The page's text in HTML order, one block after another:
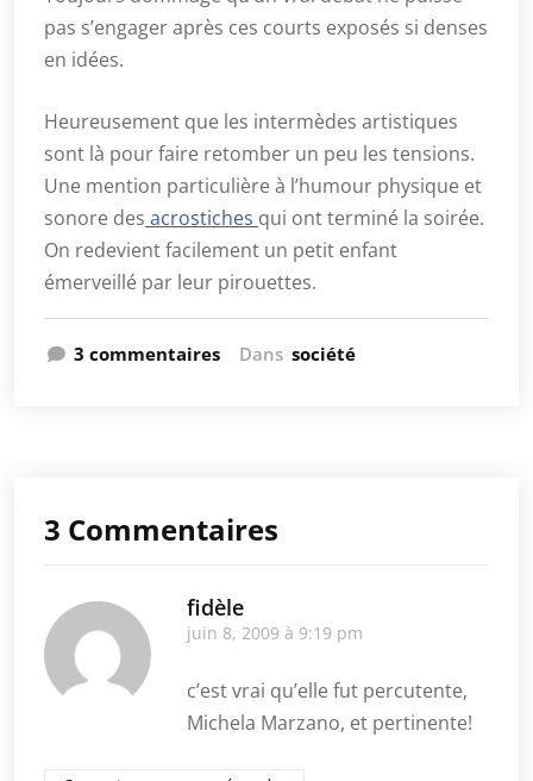
pas s’engager après ces courts exposés si denses
en idées.
Heureusement que les intermèdes artistiques
sont là pour faire retomber un peu les tensions.
Une mention particulière à l’humour physique et
sonore des acrostiches qui ont terminé la soirée.
On redevient facilement un petit enfant
émerveillé par leur pirouettes.
3 commentaires Dans société
3 Commentaires
fidèle
juin 8, 2009 à 9:19 pm
c’est vrai qu’elle fut percutente,
Michela Marzano, et pertinente!